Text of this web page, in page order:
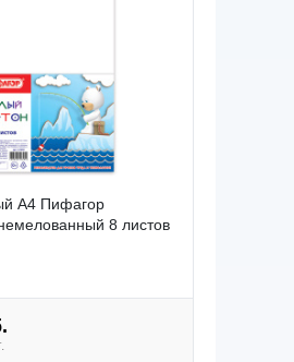
А4 Пифагор
8 листов